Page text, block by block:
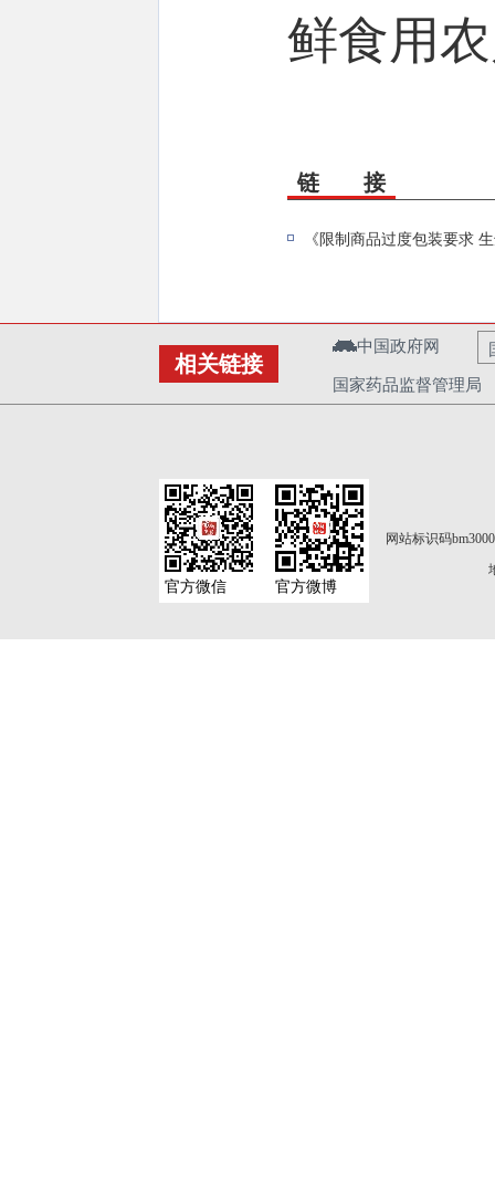
鲜食用
链 接
《限制商品过度包装要求
相关链接
中国政府网
国家药品监督管理局
网站标识码
官方微信 官方微博